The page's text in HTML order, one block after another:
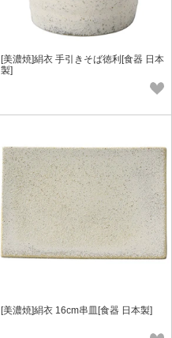
[美濃焼]絹衣 手引きそば徳利[食器 日本
製]
[美濃焼]絹衣 16cm串皿[食器 日本製]